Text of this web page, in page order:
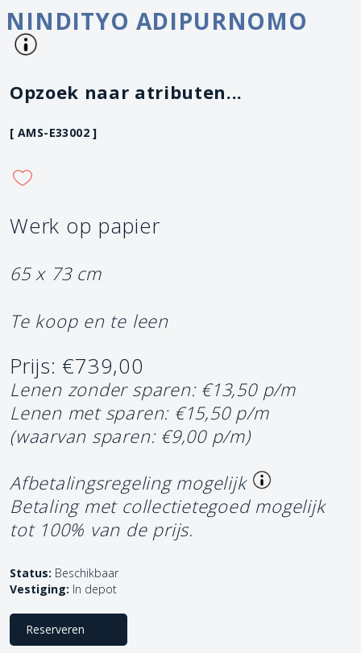
NINDITYO ADIPURNOMO
Opzoek naar atributen...
[ AMS-E33002 ]
Werk op papier
65 x 73 cm
Te koop en te leen
Prijs: €739,00
Lenen zonder sparen: €13,50 p/m
Lenen met sparen: €15,50 p/m
(waarvan sparen: €9,00 p/m)
Afbetalingsregeling mogelijk
Betaling met collectietegoed mogelijk
tot 100% van de prijs.
Status: Beschikbaar
Vestiging: In depot
Reserveren